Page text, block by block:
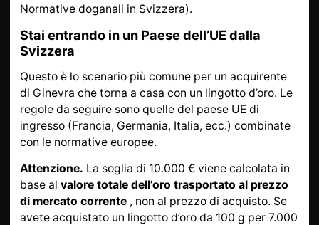
Normative doganali in Svizzera).
Stai entrando in un Paese dell’UE dalla
Svizzera
Questo è lo scenario più comune per un acquirente
di Ginevra che torna a casa con un lingotto d’oro. Le
regole da seguire sono quelle del paese UE di
ingresso (Francia, Germania, Italia, ecc.) combinate
con le normative europee.
Attenzione. La soglia di 10.000 € viene calcolata in
base al valore totale dell’oro trasportato al prezzo
di mercato corrente , non al prezzo di acquisto. Se
avete acquistato un lingotto d’oro da 100 g per 7.000